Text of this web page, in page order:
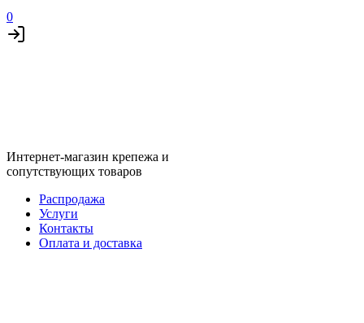
0
Интернет-магазин крепежа и
сопутствующих товаров
Распродажа
Услуги
Контакты
Оплата и доставка